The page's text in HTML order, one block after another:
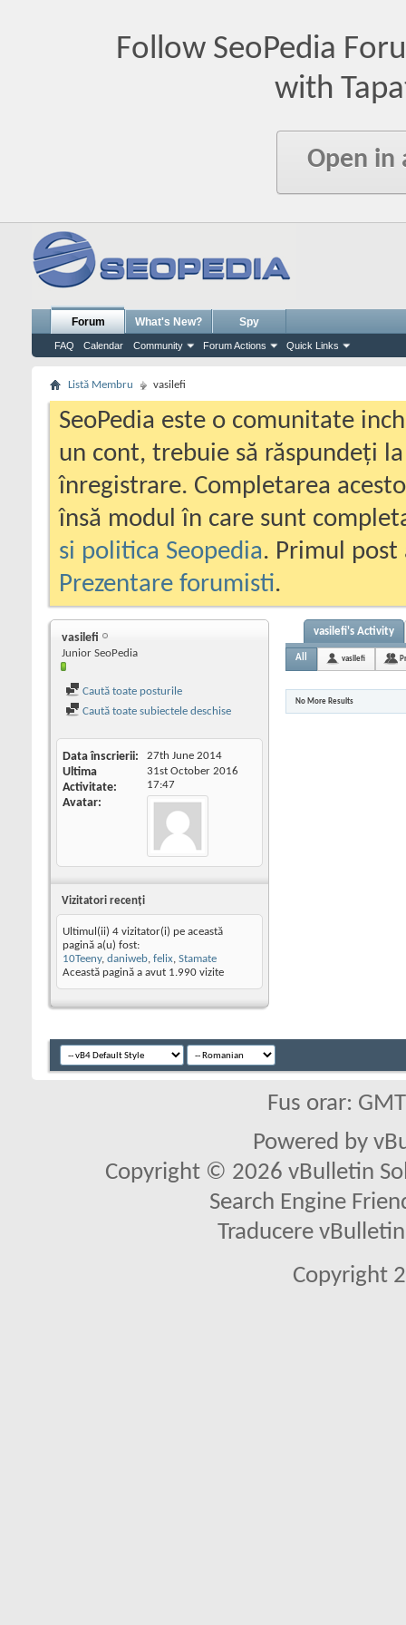
Follow SeoPedia
with
Open in
Forum
FAQ Calendar Community Forum Actions Quick Links
What's New? Spy
Listă Membru vasilefi
SeoPedia este o comunitate
un cont, trebuie să răspundeți
înregistrare. Completarea
însă modul în care sunt
si politica Seopedia. Primul
Prezentare forumisti.
vasilefi
Junior SeoPedia
Caută toate posturile
Caută toate subiectele deschise
Data înscrierii 27th June 2014
Ultima
Activitate
31st October 2016
17:47
Avatar
Vizitatori recenţi
Ultimul(ii) 4 vizitator(i) pe această
pagină a(u) fost:
10Teeny, daniweb, felix, Stamate
Această pagină a avut 1.990 vizite
vasilefi's Activity
All vasilefi
No More Results
Fus orar:
Powered by
Copyright © 2026 vBulletin
Search Engine
Traducere
Copyright